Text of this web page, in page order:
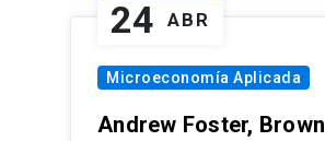
24 ABR
Microeconomía Aplicada
Andrew Foster, Brown